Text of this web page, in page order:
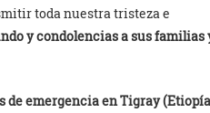
toda nuestra tristeza e
y condolencias a sus familias
de emergencia en Tigray